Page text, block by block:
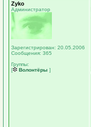
Zyko
Администратор
Зарегистрирован: 20.05.2006
Сообщения: 365
Группы:
[
Волонтёры ]